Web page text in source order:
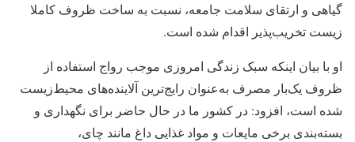
گیاهی و ارتقای سلامت جامعه، نسبت به ساخت ظروف کاملا
زیست تخریب‌پذیر اقدام شده است.
او با بیان اینکه سبک زندگی امروزی موجب رواج استفاده از
ظروف یک‌بار مصرف به‌عنوان رایج‌ترین آلاینده‌های محیط‌زیست
شده است، افزود: در کشور ما در حال حاضر برای نگهداری و
بسته‌بندی برخی مایعات و مواد غذایی داغ مانند چای،